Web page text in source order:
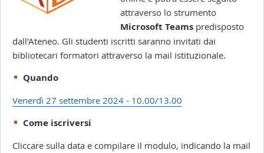
attraverso lo strumento
Microsoft Teamspredisposto
dall'Ateneo. Gli studenti iscritti saranno invitati dai
bibliotecari formatori attraverso la mail istituzionale.
Quando
Venerdì 27 settembre 2024 - 10.00/13.00
Come iscriversi
Cliccare sulla data e compilare il modulo, indicando la mail